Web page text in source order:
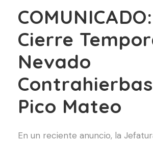
COMUNICADO:
Cierre
Nevado
Pico Mateo
En un reciente anuncio, la